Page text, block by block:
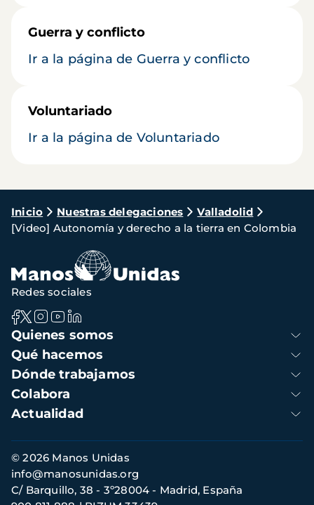
Guerra y conflicto
Ir a la página de Guerra y conflicto
Voluntariado
Ir a la página de Voluntariado
Ruta
de
navegación
Inicio Nuestras delegaciones
Valladolid
[Video] Autonomía y derecho a la tierra en Colombia
Navegación
principal
Quienes somos
Qué hacemos
Dónde trabajamos
Colabora
Actualidad
Redes sociales
Información
de
contacto
© 2026 Manos Unidas
C/ Barquillo, 38 - 3º28004 - Madrid, España
info@manosunidas.org